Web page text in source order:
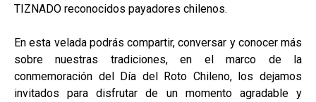
TIZNADO reconocidos payadores chilenos.
En esta velada podrás compartir, conversar y conocer más
sobre nuestras tradiciones, en el marco de la
conmemoración del Día del Roto Chileno, los dejamos
invitados para disfrutar de un momento agradable y